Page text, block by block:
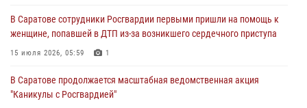
В Саратове продолжается масштабная ведомственная акция
"Каникулы с Росгвардией"
В Саратовской области при содействии спецназа Росгвардии
В Саратове сотрудники Росгвардии первыми пришли на помощь к
женщине, попавшей в ДТП из-за возникшего сердечного приступа
15 июля 2026, 05:59 1
В Саратове продолжается масштабная ведомственная акция
"Каникулы с Росгвардией"